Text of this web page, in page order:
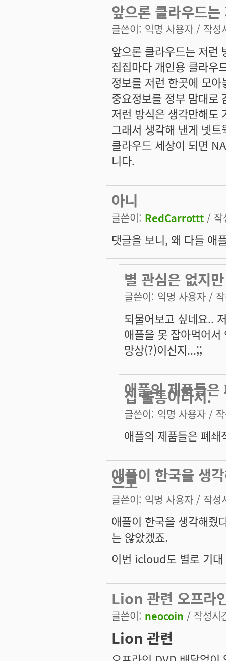
앞으론 클라우드
글쓴이: 익명 사용자 / 작성
앞으론 클라우드는 저런
집집마다 개인용 클라우
정보를 저런 한곳에 모
중요정보를 정부 맘대로
저런 방식은 생각만해도
그래서 생각해 낸게 넷
클라우드 세상이 되면
니다.
아니
글쓴이: RedCarrottt / 작
댓글을 보니, 왜 다들 애
별 관심은 없지
글쓴이: 익명 사용자 /
되물어보고 싶네요..
애플을 못 잡아먹어
망상(?)이신지...;;
애플의 제품들
집 불통이라서.
글쓴이: 익명 사용자 /
애플의 제품들은 폐
애플이 한국을 생
으로
글쓴이: 익명 사용자 / 작성
애플이 한국을 생각해줬
는 않았겠죠.
이번 icloud도 별로 기
Lion 관련 오프라
글쓴이: neocoin / 작성시
Lion 관련